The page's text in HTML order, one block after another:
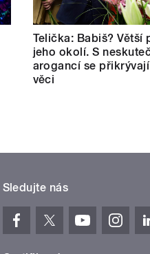
Telička: Babiš? Větší
jeho okolí. S
arogancí se
věci
Sledujte nás